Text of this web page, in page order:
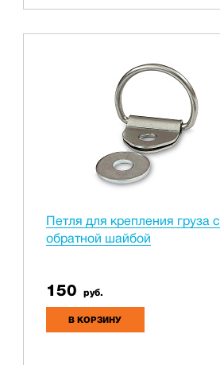
Петля для крепления груза с
обратной шайбой
150 руб.
В КОРЗИНУ